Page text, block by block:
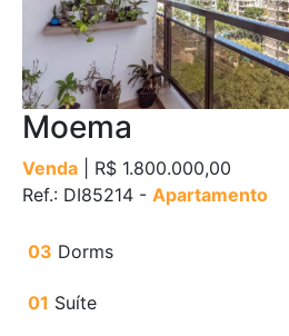
Moema
Venda | R$ 1.800.000,00
Ref.: DI85214 - Apartamento
03 Dorms
01 Suíte